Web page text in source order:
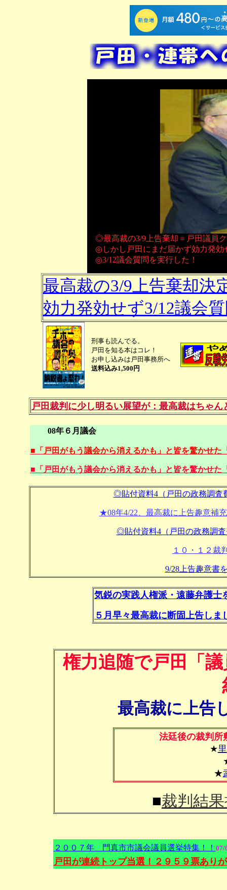
◎最高裁の3/9上告棄却＝戸田議員
◎しかし戸田にまだ届かず効力発効
◎3/12議会質問を実行した！
最高裁の3/9上告棄却決
効力発効せず3/12議会
刑事も読んでる。
戸田を知る本はコレ！
お申し込みは戸田事務所へ
送料込み1,500円
戸田裁判に少し明るい展望が：最高裁はちゃ
08年６月議会
■「戸田がもう議会から消えるかも」と皆を驚かせ
■「戸田がもう議会から消えるかも」と皆を驚かせた
◎貼付資料4（戸田の政務調査
★08年4/22、最高裁に上告趣意補
◎貼付資料4（戸田の政務調
１０・１２裁
9/28上告趣意書
気鋭の実践人権派・遠藤弁護士
５月早々最高裁に断固上告しま
権力追随で戸田「
最高裁に上告
法廷後の裁判所
★
★
■裁判結
２００７年 門真市市議会議員選挙特集！！ 07/
戸田が連続トップ当選！２９５９票あり